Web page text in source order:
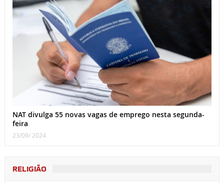
NAT divulga 55 novas vagas de emprego nesta segunda-
feira
23/09/ 2024
RELIGIÃO